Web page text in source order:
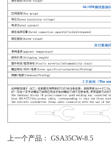
上一个产品： GSA35CW-8.5